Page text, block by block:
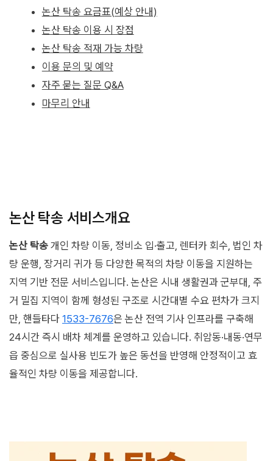
논산 탁송 요금표(예상 안내)
논산 탁송 이용 시 장점
논산 탁송 적재 가능 차량
이용 문의 및 예약
자주 묻는 질문 Q&A
마무리 안내
논산 탁송 서비스개요
논산 탁송 개인 차량 이동, 정비소 입·출고, 렌터카 회수, 법인 차
량 운행, 장거리 귀가 등 다양한 목적의 차량 이동을 지원하는
지역 기반 전문 서비스입니다. 논산은 시내 생활권과 군부대, 주
거 밀집 지역이 함께 형성된 구조로 시간대별 수요 편차가 크지
만, 핸들타다 1533-7676은 논산 전역 기사 인프라를 구축해
24시간 즉시 배차 체계를 운영하고 있습니다. 취암동·내동·연무
읍 중심으로 실사용 빈도가 높은 동선을 반영해 안정적이고 효
율적인 차량 이동을 제공합니다.